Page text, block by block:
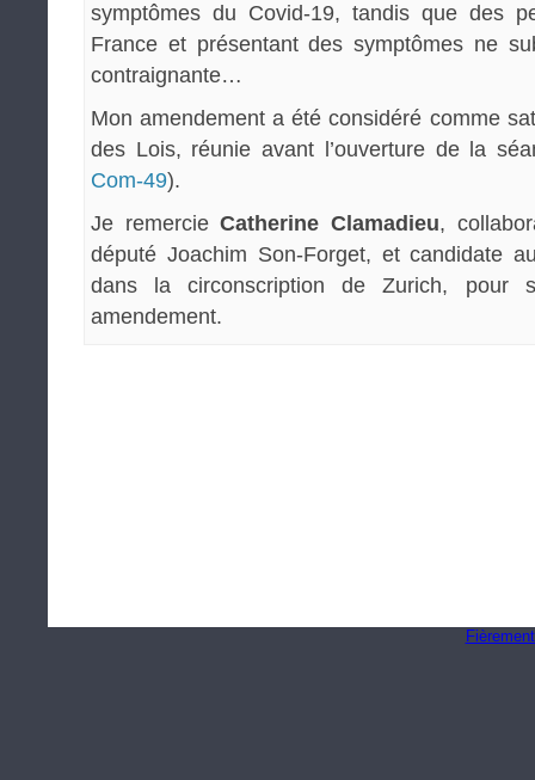
symptômes du Covid-19, tandis que des
France et présentant des symptômes ne
contraignante…
Mon amendement a été considéré comme
des Lois, réunie avant l’ouverture de la
Com-49).
Je remercieCatherine Clamadieu,
député Joachim Son-Forget, et candidate
dans la circonscription de Zurich, pour
amendement.